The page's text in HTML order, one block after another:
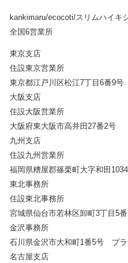
kankimaru/ecocoti/スリムハイキ
全国6営業所
東京支店
住設東京営業所
東京都江戸川区松江7丁目6番9号
大阪支店
住設大阪営業所
大阪府東大阪市高井田27番2号
九州支店
住設九州営業所
福岡県糟屋郡篠栗町大字和田
東北事務所
住設東北事務所
宮城県仙台市若林区卸町3丁目5
金沢事務所
石川県金沢市大和町1番5号 プ
名古屋支店